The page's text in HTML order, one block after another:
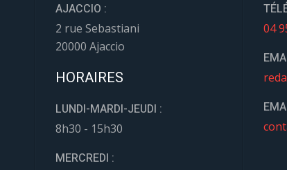
AJACCIO :
2 rue Sebastiani
20000 Ajaccio
HORAIRES
LUNDI-MARDI-JEUDI :
8h30 - 15h30
MERCREDI :
04